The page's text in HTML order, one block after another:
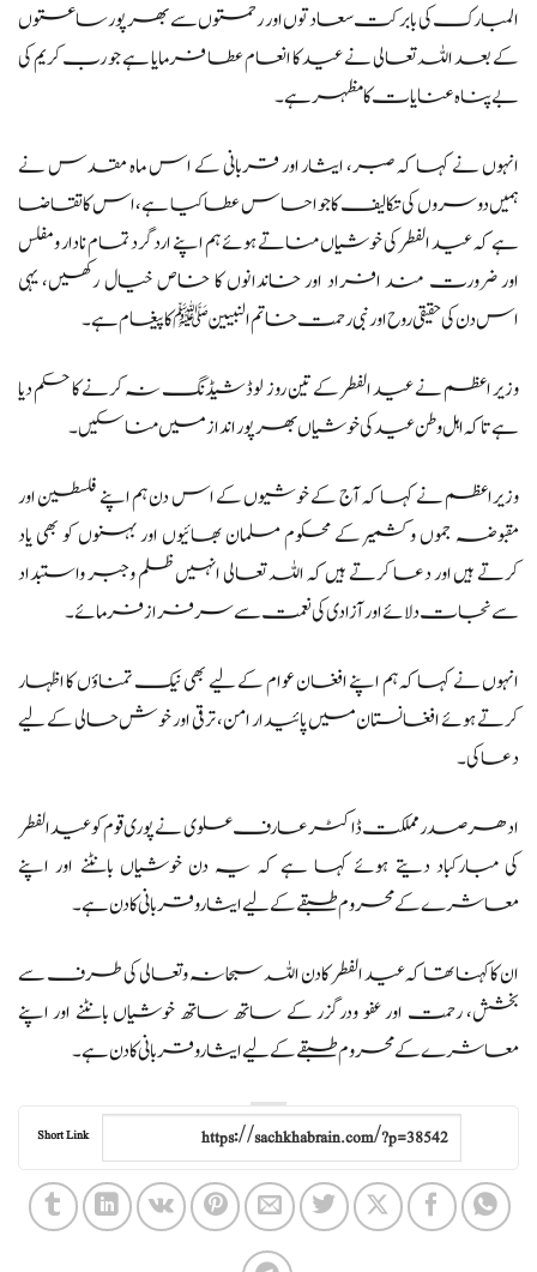
المبارک کی بابرکت سعادتوں اور رحمتوں سے بھرپور ساعتوں
کے بعد اللہ تعالی نے عید کا انعام عطا فرمایا ہے جو رب کریم کی
بے پناہ عنایات کا مظہر ہے۔
انہوں نے کہا کہ صبر، ایثار اور قربانی کے اس ماہ مقدس نے
ہمیں دوسروں کی تکالیف کا جو احساس عطا کیا ہے، اس کا تقاضا
ہے کہ عید الفطر کی خوشیاں مناتے ہوئے ہم اپنے ارد گرد تمام نادار ومفلس
اور ضرورت مند افراد اور خاندانوں کا خاص خیال رکھیں، یہی
اس دن کی حقیقی روح اور نبی رحمت خاتم النبیین ﷺ کاپیغام ہے۔
وزیر اعظم نے عید الفطرکے تین روز لوڈشیڈنگ نہ کرنے کا حکم دیا
ہے تاکہ اہل وطن عید کی خوشیاں بھرپور انداز میں مناسکیں۔
وزیراعظم نے کہا کہ آج کے خوشیوں کے اس دن ہم اپنے فلسطین اور
مقبوضہ جموں وکشمیر کے محکوم مسلمان بھائیوں اور بہنوں کو بھی یاد
کرتے ہیں اور دعا کرتے ہیں کہ اللہ تعالی انہیں ظلم وجبر واستبداد
سے نجات دلائے اور آزادی کی نعمت سے سرفراز فرمائے۔
انہوں نے کہا کہ ہم اپنے افغان عوام کے لیے بھی نیک تمناؤں کا اظہار
کرتے ہوئے افغانستان میں پائیدار امن، ترقی اور خوش حالی کے لیے
دعا کی۔
ادھر صدر مملکت ڈاکٹر عارف علوی نے پوری قوم کو عیدالفطر
کی مبارکباد دیتے ہوئے کہا ہے کہ یہ دن خوشیاں بانٹنے اور اپنے
معاشرے کے محروم طبقے کے لیے ایثاروقربانی کا دن ہے۔
ان کا کہنا تھا کہ عید الفطر کا دن اللہ سبحانہ وتعالی کی طرف سے
بخشش، رحمت اور عفو ودرگزر کے ساتھ ساتھ خوشیاں بانٹنے اور اپنے
معاشرے کے محروم طبقے کے لیے ایثاروقربانی کا دن ہے۔
Short Link